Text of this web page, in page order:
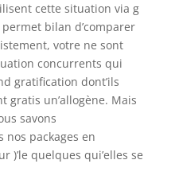
cette situation via g
bilan d’comparer
votre ne sont
concurrents qui
gratification dont’ils
un’allogène. Mais
savons
nos packages en
)’le quelques qui’elles se